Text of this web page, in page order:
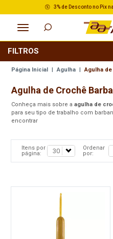
3% de Desconto no Pix
Página Inicial | Agulha | Agulha
FILTROS
Agulha de Crochê
Conheça mais sobre aagulha de
para seu tipo de trabalho com
encontrar
Itens por
página:
Ordenar
por: